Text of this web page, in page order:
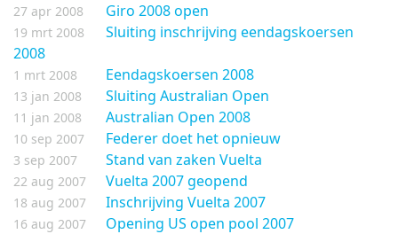
27 apr 2008 Giro 2008 open
19 mrt 2008
Sluiting inschrijving eendagskoersen
2008
1 mrt 2008 Eendagskoersen 2008
13 jan 2008 Sluiting Australian Open
11 jan 2008 Australian Open 2008
10 sep 2007 Federer doet het opnieuw
3 sep 2007 Stand van zaken Vuelta
22 aug 2007 Vuelta 2007 geopend
18 aug 2007 Inschrijving Vuelta 2007
16 aug 2007 Opening US open pool 2007